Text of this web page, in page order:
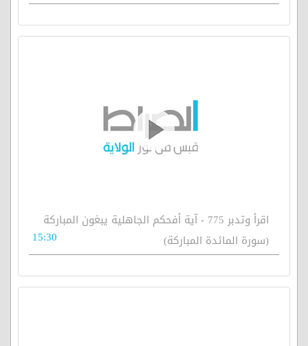
اقرأ وتدبر 775 - آية أفحكم الجاهلية يبغون المباركة
(سورة المائدة المباركة)
15:30